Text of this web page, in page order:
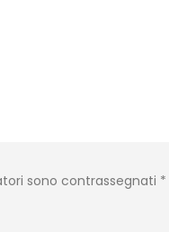
sono contrassegnati *